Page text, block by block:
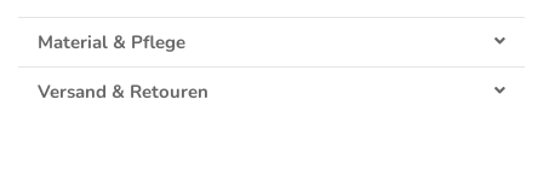
Material & Pflege
Versand & Retouren